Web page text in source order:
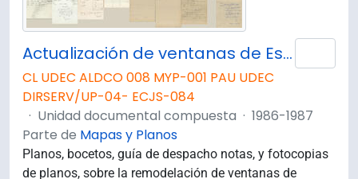
Actualización de ventanas de Escuela de Ciencias Jurídicas y Sociales.
CL UDEC ALDCO 008 MYP-001 PAU UDEC
DIRSERV/UP-04- ECJS-084
· Unidad documental compuesta · 1986-1987
Parte de Mapas y Planos
Planos, bocetos, guía de despacho notas, y fotocopias
de planos, sobre la remodelación de ventanas de